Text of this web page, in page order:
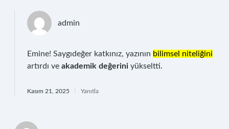
admin
Emine! Saygıdeğer katkınız, yazının bilimsel niteliğini
artırdı ve akademik değerini yükseltti.
Kasım 21, 2025 Yanıtla